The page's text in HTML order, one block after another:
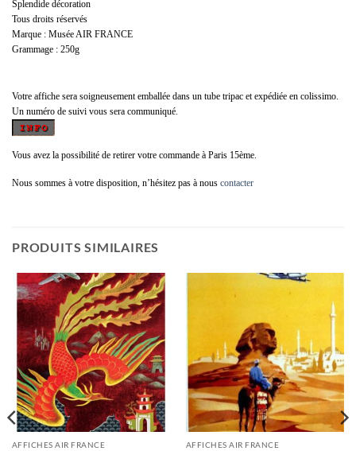
Splendide décoration
Tous droits réservés
Marque : Musée AIR FRANCE
Grammage : 250g
Votre affiche sera soigneusement emballée dans un tube tripac et expédiée en colissimo.
Un numéro de suivi vous sera communiqué.
Vous avez la possibilité de retirer votre commande à Paris 15ème.
Nous sommes à votre disposition, n’hésitez pas à nous contacter
PRODUITS SIMILAIRES
AFFICHES AIR FRANCE AFFICHES AIR FRANCE